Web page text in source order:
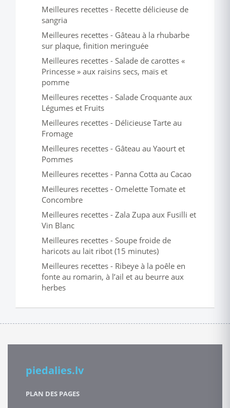
Meilleures recettes - Recette délicieuse de
sangria
Meilleures recettes - Gâteau à la rhubarbe
sur plaque, finition meringuée
Meilleures recettes - Salade de carottes «
Princesse » aux raisins secs, maïs et
pomme
Meilleures recettes - Salade Croquante aux
Légumes et Fruits
Meilleures recettes - Délicieuse Tarte au
Fromage
Meilleures recettes - Gâteau au Yaourt et
Pommes
Meilleures recettes - Panna Cotta au Cacao
Meilleures recettes - Omelette Tomate et
Concombre
Meilleures recettes - Zala Zupa aux Fusilli et
Vin Blanc
Meilleures recettes - Soupe froide de
haricots au lait ribot (15 minutes)
Meilleures recettes - Ribeye à la poêle en
fonte au romarin, à l’ail et au beurre aux
herbes
piedalies.lv
PLAN DES PAGES